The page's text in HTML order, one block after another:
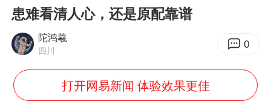
酒店花洒现排泄物住客索赔遭拒
杭州全市有序停课
患难看清人心，还是原配靠谱
陀鸿羲
四川 0
打开网易新闻 体验效果更佳